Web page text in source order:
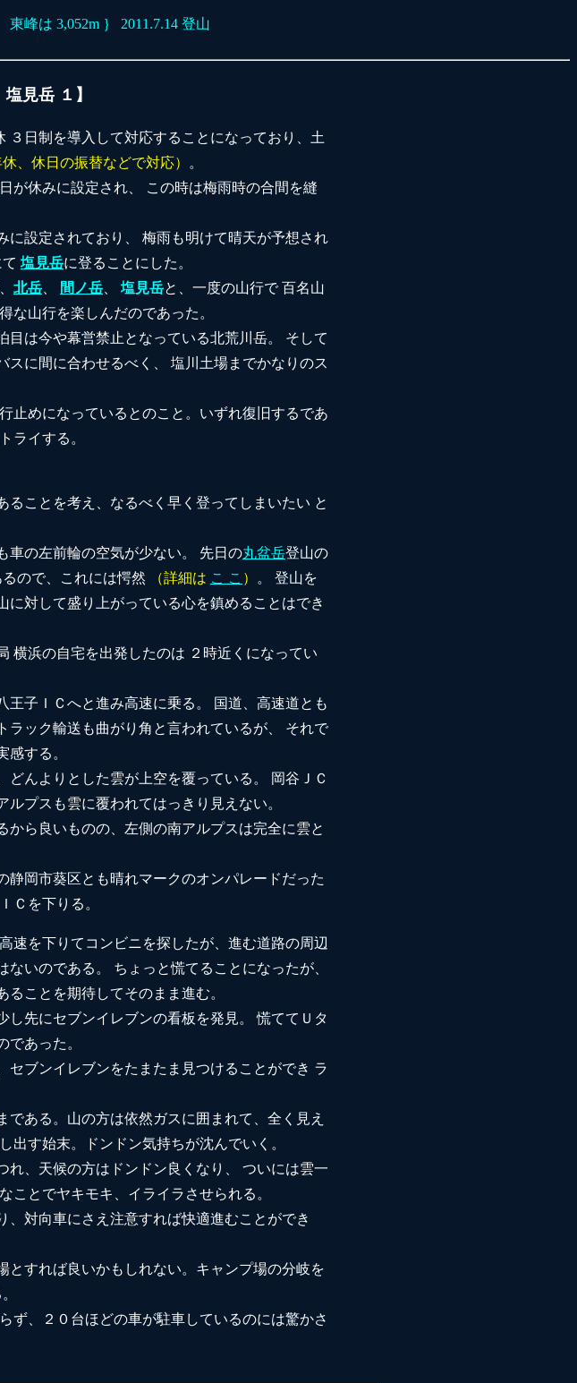
峰は 3,052m ｝ 2011.7.14 登山
見岳 １】
３日制を導入して対応することになっており、土
休、休日の振替などで対応）
。
が休みに設定され、 この時は梅雨時の合間を縫
設定されており、 梅雨も明けて晴天が予想され
塩見岳に登ることにした。
北岳 間ノ岳 塩見岳と、一度の山行で 百名山
な山行を楽しんだのであった。
目は今や幕営禁止となっている北荒川岳。 そして
スに間に合わせるべく、 塩川土場までかなりのス
止めになっているとのこと。いずれ復旧するであ
ライする。
ことを考え、なるべく早く登ってしまいたい と
車の左前輪の空気が少ない。 先日の丸盆岳登山の
ので、これには愕然
（詳細は こ こ ）
。 登山を
対して盛り上がっている心を鎮めることはでき
横浜の自宅を出発したのは ２時近くになってい
子ＩＣへと進み高速に乗る。 国道、高速道とも
ック輸送も曲がり角と言われているが、 それで
感する。
んよりとした雲が上空を覆っている。 岡谷ＪＣ
プスも雲に覆われてはっきり見えない。
ら良いものの、左側の南アルプスは完全に雲と
静岡市葵区とも晴れマークのオンパレードだった
Ｃを下りる。
速を下りてコンビニを探したが、進む道路の周辺
いのである。 ちょっと慌てることになったが、
ことを期待してそのまま進む。
先にセブンイレブンの看板を発見。 慌ててＵタ
あった。
ブンイレブンをたまたま見つけることができ ラ
ある。山の方は依然ガスに囲まれて、全く見え
出す始末。ドンドン気持ちが沈んでいく。
れ、天候の方はドンドン良くなり、 ついには雲一
ことでヤキモキ、イライラさせられる。
対向車にさえ注意すれば快適進むことができ
すれば良いかもしれない。キャンプ場の分岐を
ず、２０台ほどの車が駐車しているのには驚かさ